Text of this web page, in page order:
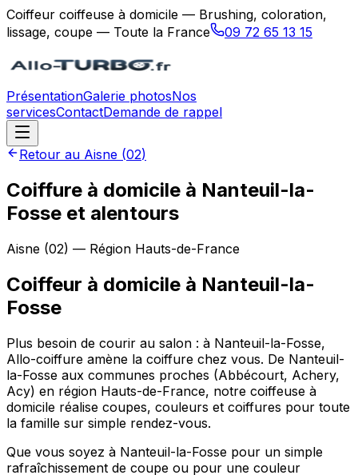
Coiffeur coiffeuse à domicile — Brushing, coloration,
lissage, coupe — Toute la France
09 72 65 13 15
PrésentationGalerie photosNos
servicesContactDemande de rappel
Retour au Aisne (02)
Coiffure à domicile à Nanteuil-la-
Fosse et alentours
Aisne (02) — Région Hauts-de-France
Coiffeur à domicile à Nanteuil-la-
Fosse
Plus besoin de courir au salon : à Nanteuil-la-Fosse,
Allo-coiffure amène la coiffure chez vous. De Nanteuil-
la-Fosse aux communes proches (Abbécourt, Achery,
Acy) en région Hauts-de-France, notre coiffeuse à
domicile réalise coupes, couleurs et coiffures pour toute
la famille sur simple rendez-vous.
Que vous soyez à Nanteuil-la-Fosse pour un simple
rafraîchissement de coupe ou pour une couleur